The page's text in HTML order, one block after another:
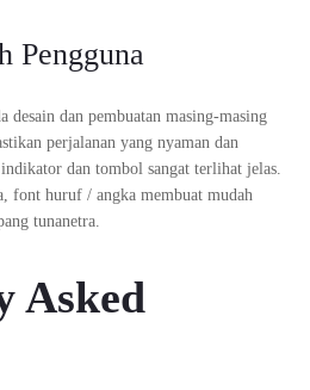
Pengguna
desain dan pembuatan masing-masing
perjalanan yang nyaman dan
dan tombol sangat terlihat jelas.
font huruf / angka membuat mudah
tunanetra.
Asked